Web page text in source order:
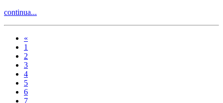
continua...
«
1
2
3
4
5
6
7